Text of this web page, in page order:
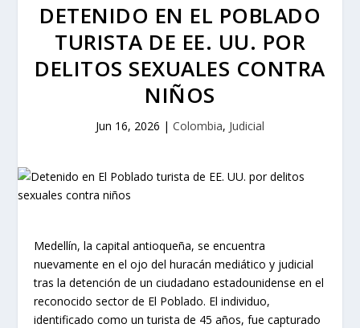
DETENIDO EN EL POBLADO
TURISTA DE EE. UU. POR
DELITOS SEXUALES CONTRA
NIÑOS
Jun 16, 2026 | Colombia, Judicial
Medellín, la capital antioqueña, se encuentra
nuevamente en el ojo del huracán mediático y judicial
tras la detención de un ciudadano estadounidense en el
reconocido sector de El Poblado. El individuo,
identificado como un turista de 45 años, fue capturado